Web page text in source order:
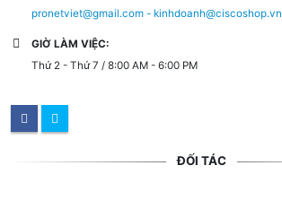
pronetviet@gmail.com - kinhdoanh@ciscoshop.vn
GIỜ LÀM VIỆC:
Thứ 2 - Thứ 7 / 8:00 AM - 6:00 PM
ĐỐI TÁC